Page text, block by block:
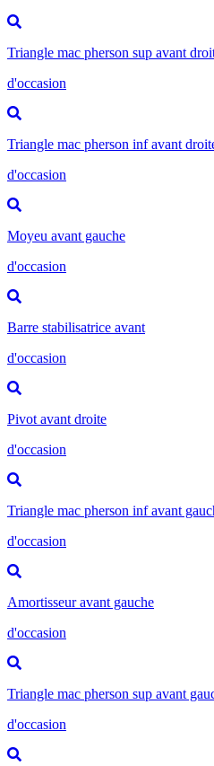
Triangle mac pherson sup avant
d'occasion
Triangle mac pherson inf avant
d'occasion
Moyeu avant gauche
d'occasion
Barre stabilisatrice avant
d'occasion
Pivot avant droite
d'occasion
Triangle mac pherson inf avant
d'occasion
Amortisseur avant gauche
d'occasion
Triangle mac pherson sup avant
d'occasion